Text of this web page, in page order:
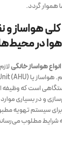
هموار گردد.
هواساز
در
انواع هواساز خانگی
است که وظیفه
و در بسیاری
سیستم تهویه
به شرایط مطلوب